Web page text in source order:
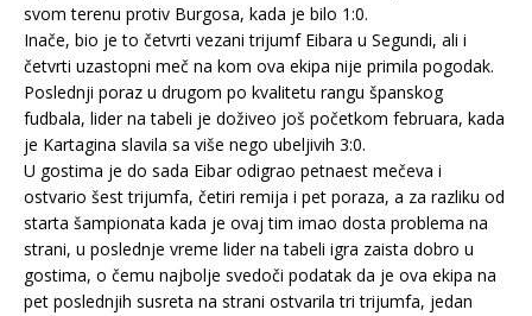
svom terenu protiv Burgosa, kada je bilo 1:0.
Inače, bio je to četvrti vezani trijumf Eibara u Segundi, ali i
četvrti uzastopni meč na kom ova ekipa nije primila pogodak.
Poslednji poraz u drugom po kvalitetu rangu španskog
fudbala, lider na tabeli je doživeo još početkom februara, kada
je Kartagina slavila sa više nego ubeljivih 3:0.
U gostima je do sada Eibar odigrao petnaest mečeva i
ostvario šest trijumfa, četiri remija i pet poraza, a za razliku od
starta šampionata kada je ovaj tim imao dosta problema na
strani, u poslednje vreme lider na tabeli igra zaista dobro u
gostima, o čemu najbolje svedoči podatak da je ova ekipa na
pet poslednjih susreta na strani ostvarila tri trijumfa, jedan